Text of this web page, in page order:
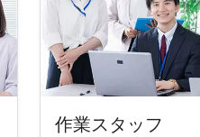
作業スタッフ